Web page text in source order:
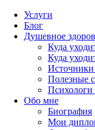
Skip
content
Услуги
Блог
Душевное
Куда
Куда
Источники
Полезные
Психологи
Обо мне
Биография
Мои